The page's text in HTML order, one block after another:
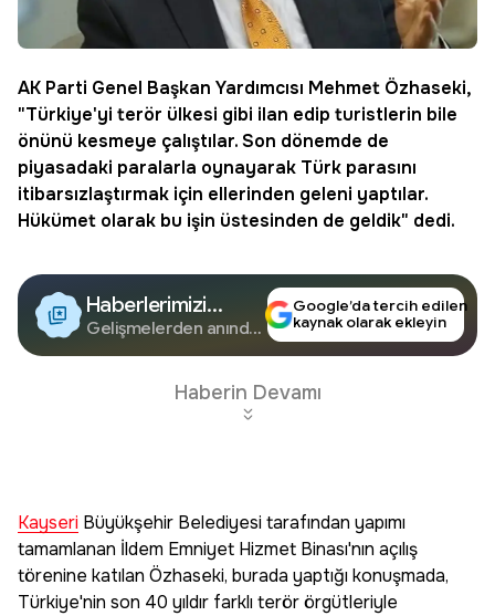
AK Parti Genel Başkan Yardımcısı Mehmet Özhaseki,
"Türkiye'yi terör ülkesi gibi ilan edip turistlerin bile
önünü kesmeye çalıştılar. Son dönemde de
piyasadaki paralarla oynayarak Türk parasını
itibarsızlaştırmak için ellerinden geleni yaptılar.
Hükümet olarak bu işin üstesinden de geldik" dedi.
Haberlerimizi
Google'da Takip
Edin
Gelişmelerden anında
Google’da tercih edilen
kaynak olarak ekleyin
Haberin Devamı
Kayseri Büyükşehir Belediyesi tarafından yapımı
tamamlanan İldem Emniyet Hizmet Binası'nın açılış
törenine katılan Özhaseki, burada yaptığı konuşmada,
Türkiye'nin son 40 yıldır farklı terör örgütleriyle